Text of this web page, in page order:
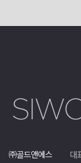
㈜골드앤에스 대